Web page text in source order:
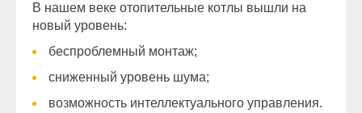
В нашем веке отопительные котлы вышли на
новый уровень:
беспроблемный монтаж;
сниженный уровень шума;
возможность интеллектуального управления.